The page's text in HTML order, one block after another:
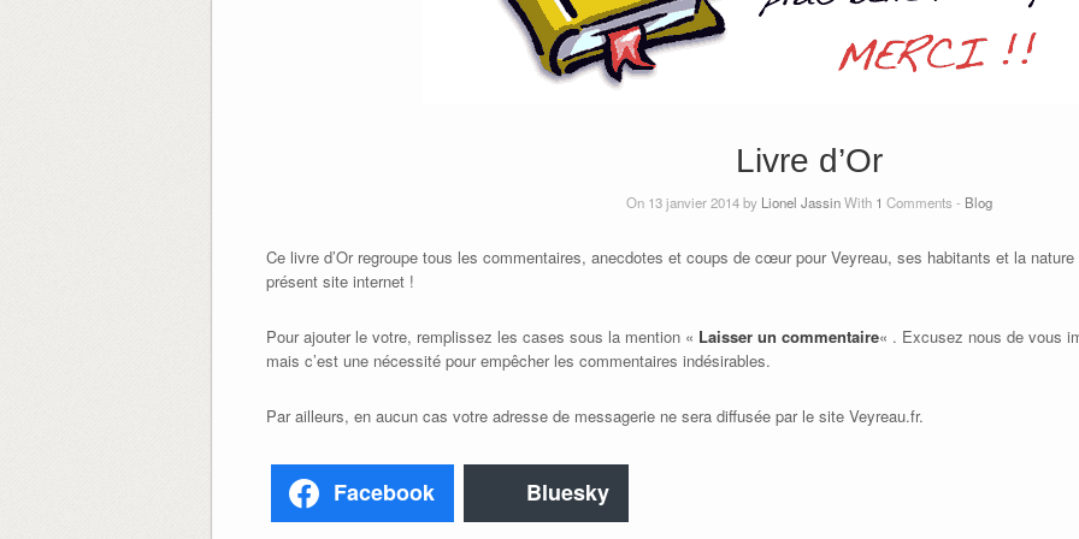
Livre d’Or
On 13 janvier 2014 by Lionel JassinWith 1 Comments - Blog
Ce livre d’Or regroupe tous les commentaires, anecdotes et coups de cœur pour Veyreau, ses habitants et la
présent site internet !
Pour ajouter le votre, remplissez les cases sous la mention « Laisser un commentaire« . Excusez nous de vous
mais c’est une nécessité pour empêcher les commentaires indésirables.
Par ailleurs, en aucun cas votre adresse de messagerie ne sera diffusée par le site Veyreau.fr.
Facebook Bluesky